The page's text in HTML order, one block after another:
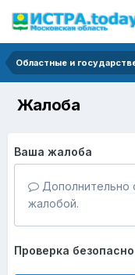
Областные и
Жалоба
Ваша жалоба
Дополнительно
жалобой.
Проверка